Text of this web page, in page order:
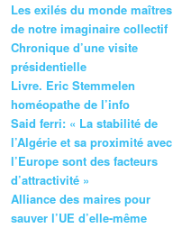
Les exilés du monde maîtres
de notre imaginaire collectif
Chronique d’une visite
présidentielle
Livre. Eric Stemmelen
homéopathe de l’info
Said ferri: « La stabilité de
l’Algérie et sa proximité avec
l’Europe sont des facteurs
d’attractivité »
Alliance des maires pour
sauver l’UE d’elle-même